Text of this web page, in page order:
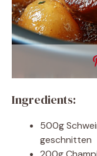
Ingredients:
500g
geschnitten